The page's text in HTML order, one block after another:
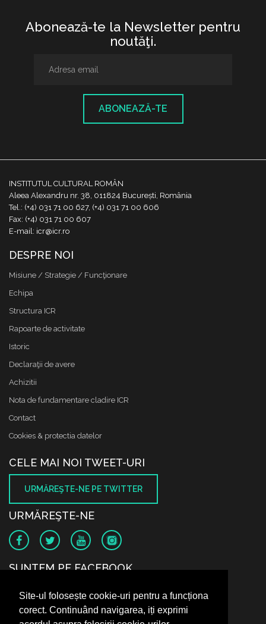
Site-ul folosește cookie-uri pentru a funcționa
corect. Continuând navigarea, iți exprimi
Abonează-te la Newsletter pentru
noutăţi.
ABONEAZĂ-TE
INSTITUTUL CULTURAL ROMÂN
Aleea Alexandru nr. 38, 011824 București, România
Tel.: (+4) 031 71 00 627, (+4) 031 71 00 606
Fax: (+4) 031 71 00 607
E-mail: icr@icr.ro
DESPRE NOI
Misiune / Strategie / Funcţionare
Echipa
Structura ICR
Rapoarte de activitate
Istoric
Declaraţii de avere
Achizitii
Nota de fundamentare cladire ICR
Contact
Cookies & protectia datelor
CELE MAI NOI TWEET-URI
URMĂREŞTE-NE PE TWITTER
URMĂREŞTE-NE
SUNTEM PE FACEBOOK